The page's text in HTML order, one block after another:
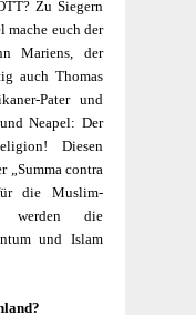
Zu Siegern
mache euch der
Mariens, der
auch Thomas
Pater und
Neapel: Der
Diesen
„Summa contra
die Muslim-
werden die
und Islam